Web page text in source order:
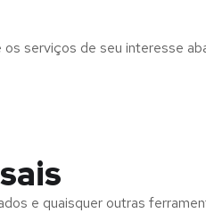
serviços de seu interesse
e quaisquer outras